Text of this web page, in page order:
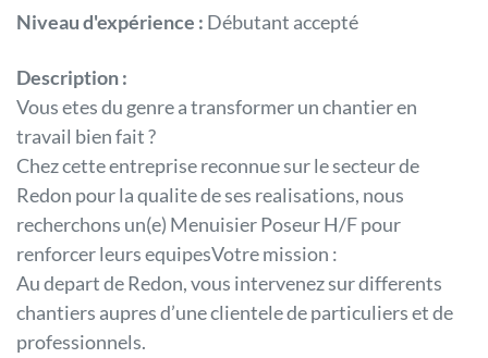
Niveau d'expérience : Débutant accepté
Description :
Vous etes du genre a transformer un chantier en
travail bien fait ?
Chez cette entreprise reconnue sur le secteur de
Redon pour la qualite de ses realisations, nous
recherchons un(e) Menuisier Poseur H/F pour
renforcer leurs equipesVotre mission :
Au depart de Redon, vous intervenez sur differents
chantiers aupres d’une clientele de particuliers et de
professionnels.